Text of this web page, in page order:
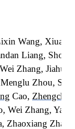
Wang, Xiuan
Liang,
Zhang,
Zhou,
Cao, Zhengchen
Wei Zhang, Yan
Zhaoxiang